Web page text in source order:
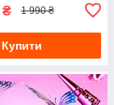
₴ 1 990 ₴
Купити